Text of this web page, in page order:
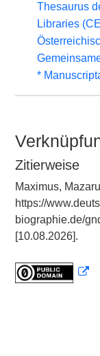
Thesaurus
Libraries
*
Zitierweise
Maximus,
https://
biographie.de/
[10.08.2026].